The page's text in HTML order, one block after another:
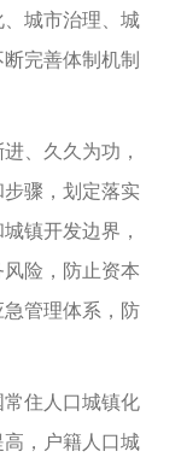
城市治理、城
完善体制机制
、久久为功，
骤，划定落实
镇开发边界，
险，防止资本
管理体系，防
常住人口城镇化
，户籍人口城